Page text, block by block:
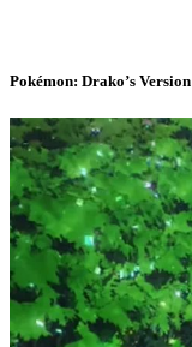
Pokémon: Drako’s Version